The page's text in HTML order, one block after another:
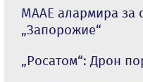
МААЕ алармира за
„Запорожие“
„Росатом“: Дрон